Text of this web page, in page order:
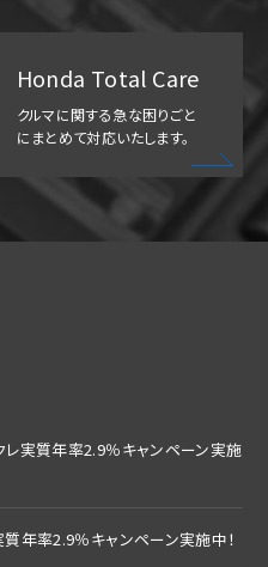
Honda Total Care
クルマに関する急な困りごと
にまとめて対応いたします。
レ実質年率2.9％キャンペーン実施
年率2.9％キャンペーン実施中！